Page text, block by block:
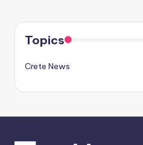
Topics
Crete News